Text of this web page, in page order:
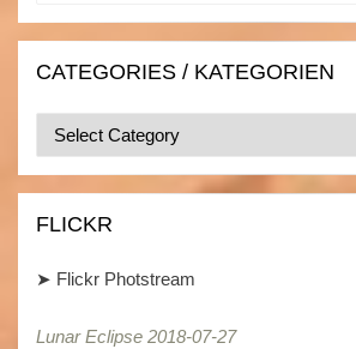
CATEGORIES / KATEGORIEN
Categories
/
FLICKR
➤ Flickr Photstream
Lunar Eclipse 2018-07-27